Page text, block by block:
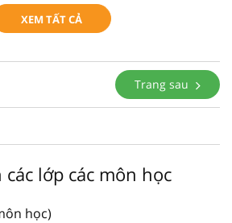
XEM TẤT CẢ
Trang sau
lớp các môn học
học)